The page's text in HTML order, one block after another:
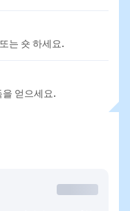
는 숏 하세요.
얻으세요.